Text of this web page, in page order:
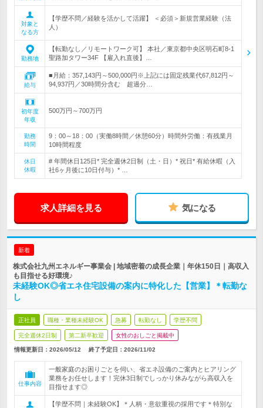
対象と
なる方
【学歴不問／経験を活かして活躍】 ＜必須＞新規営業経験（法
人）
勤務地
【転勤なし／リモートワーク可】 本社／東京都中央区明石町8-1
聖路加タワー34F 【雇入れ直後】…
給与
■月給：357,143円～500,000円※上記には固定残業代67,812円～
94,937円／30時間分含む 超過分…
初年度
年収
500万円～700万円
勤務
時間
9：00～18：00（実働8時間／休憩60分）時間外労働：有残業月
10時間程度
休日
休暇
# 年間休日125日* 完全週休2日制（土・日）* 祝日* 有給休暇（入
社6ヶ月後に10日付与）* …
求人詳細を見る 気になる
新着
株式会社九州エネルギー事業会 | 地域密着の成長企業｜年休150日｜高収入
も目指せる好環境♪
未経験OK◎省エネ住宅設備の案内に特化した【営業】＊転勤な
し
正社員 職種・業種未経験OK 急募 転勤なし 学歴不問
完全週休2日制 第二新卒歓迎 女性のおしごと掲載中
情報更新日：2026/05/12 終了予定日： 2026/11/02
仕事内容
一般家庭のお困りごとを伺い、省エネ設備のご案内とヒアリング
業務をお任せします！完休3日制でしっかり休みながら高収入を
目指せます◎
【学歴不問｜未経験OK】＊人柄・意欲重視の採用です＊特別な